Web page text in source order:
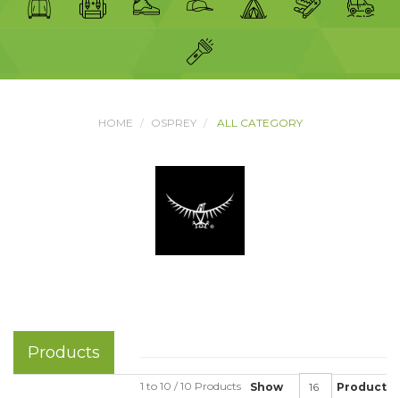
HOME OSPREY ALL CATEGORY
Products
Show Product
1 to 10 / 10 Products